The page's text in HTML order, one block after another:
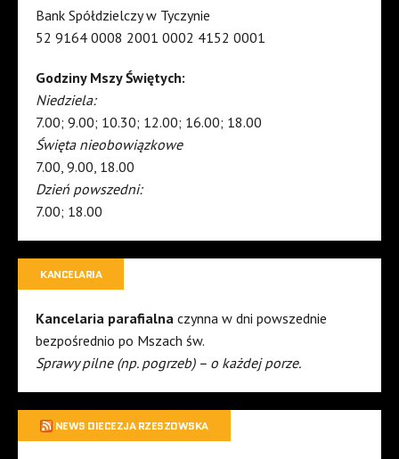
Bank Spółdzielczy w Tyczynie
52 9164 0008 2001 0002 4152 0001
Godziny Mszy Świętych:
Niedziela:
7.00; 9.00; 10.30; 12.00; 16.00; 18.00
Święta nieobowiązkowe
7.00, 9.00, 18.00
Dzień powszedni:
7.00; 18.00
KANCELARIA
Kancelaria parafialna czynna w dni powszednie
bezpośrednio po Mszach św.
Sprawy pilne (np. pogrzeb) – o każdej porze.
NEWS DIECEZJA RZESZOWSKA